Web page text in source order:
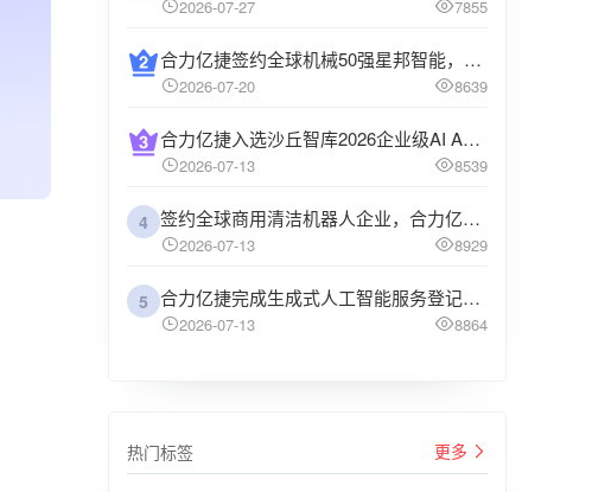
2026-07-27 7855
合力亿捷签约全球机械50强星邦智能，共筑高端装备智能服务新标杆
2026-07-20 8639
合力亿捷入选沙丘智库2026企业级AI Agent主流厂商全景图
2026-07-13 8539
4 签约全球商用清洁机器人企业，合力亿捷助力高仙机器人售后服务智能升级
2026-07-13 8929
5 合力亿捷完成生成式人工智能服务登记，持续推进AI客服规范化发展
2026-07-13 8864
热门标签 更多